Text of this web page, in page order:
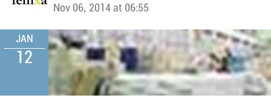
Nov 06, 2014 at 06:55
JAN
12